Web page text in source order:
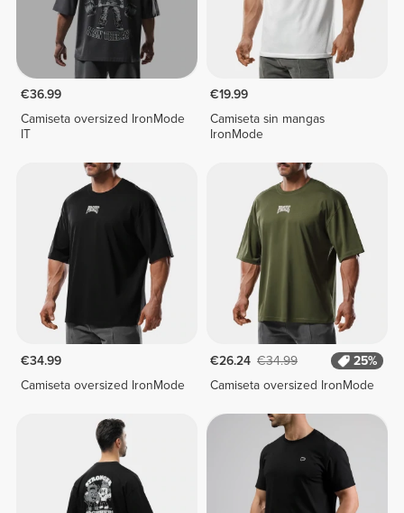
€36.99
Camiseta oversized IronMode
IT
€19.99
Camiseta sin mangas
IronMode
€34.99
Camiseta oversized IronMode
€26.24 €34.99
25%
Camiseta oversized IronMode